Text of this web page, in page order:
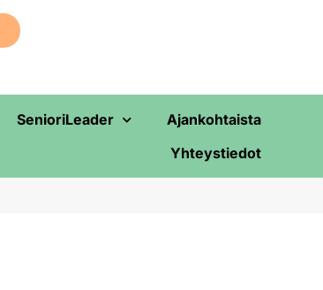
SenioriLeader
Ajankohtaista
Yhteystiedot